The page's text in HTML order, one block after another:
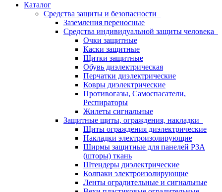
Каталог
Средства защиты и безопасности
Заземления переносные
Средства индивидуальной защиты человека
Очки защитные
Каски защитные
Щитки защитные
Обувь диэлектрическая
Перчатки диэлектрические
Ковры диэлектрические
Противогазы, Самоспасатели,
Респираторы
Жилеты сигнальные
Защитные щиты, ограждения, накладки
Щиты ограждения диэлектрические
Накладки электроизолирующие
Ширмы защитные для панелей РЗА
(шторы) ткань
Штендеры диэлектрические
Колпаки электроизолирующие
Ленты оградительные и сигнальные